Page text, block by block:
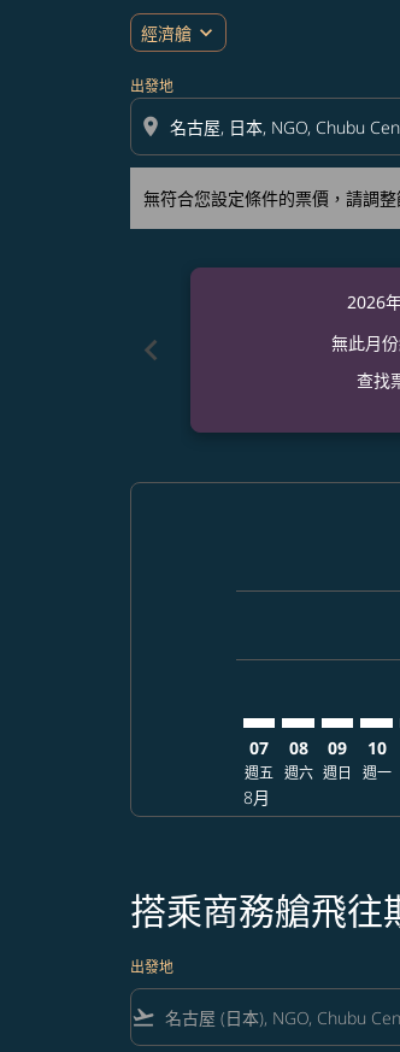
經濟艙 expand_more
出發地
location_on
無符合您設定條件的票價，請調整
chevron_left
2026
無此月份
查找
07
週五
8月
08
週六
09
週日
10
週一
搭乘商務艙飛往
出發地
flight_takeoff